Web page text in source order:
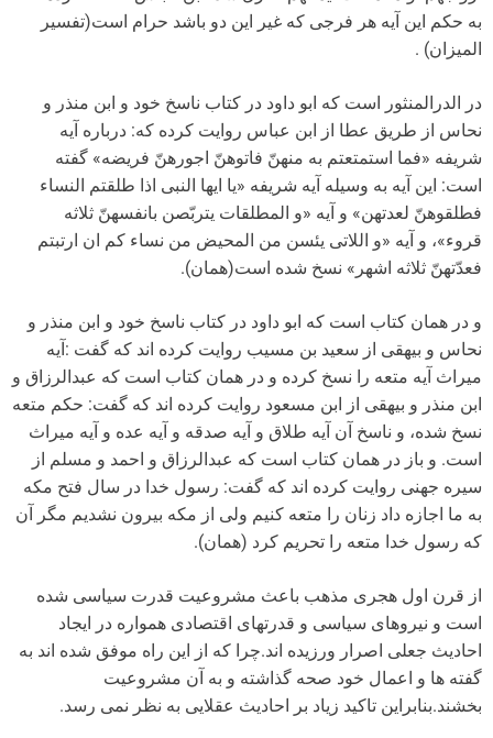
به حکم این آیه هر فرجى که غیر این دو باشد حرام است(تفسیر
المیزان) .
در الدرالمنثور است که ابو داود در کتاب ناسخ خود و ابن منذر و
نحاس از طریق عطا از ابن عباس روایت کرده که: درباره آیه
شریفه «فما استمتعتم به منهنّ فاتوهنّ اجورهنّ فریضه» گفته
است: این آیه به وسیله آیه شریفه «یا ایها النبى اذا طلقتم النساء
فطلقوهنّ لعدتهن» و آیه «و المطلقات یتربّصن بانفسهنّ ثلاثه
قروء»، و آیه «و اللاتى یئسن من المحیض من نساء کم ان ارتبتم
فعدّتهنّ ثلاثه اشهر» نسخ شده است(همان).
و در همان کتاب است که ابو داود در کتاب ناسخ خود و ابن منذر و
نحاس و بیهقى از سعید بن مسیب روایت کرده اند که گفت :آیه
میراث آیه متعه را نسخ کرده و در همان کتاب است که عبدالرزاق و
ابن منذر و بیهقى از ابن مسعود روایت کرده اند که گفت: حکم متعه
نسخ شده، و ناسخ آن آیه طلاق و آیه صدقه و آیه عده و آیه میراث
است. و باز در همان کتاب است که عبدالرزاق و احمد و مسلم از
سیره جهنى روایت کرده اند که گفت: رسول خدا در سال فتح مکه
به ما اجازه داد زنان را متعه کنیم ولى از مکه بیرون نشدیم مگر آن
که رسول خدا متعه را تحریم کرد (همان).
از قرن اول هجری مذهب باعث مشروعیت قدرت سیاسی شده
است و نیروهای سیاسی و قدرتهای اقتصادی همواره در ایجاد
احادیث جعلی اصرار ورزیده اند.چرا که از این راه موفق شده اند به
گفته ها و اعمال خود صحه گذاشته و به آن مشروعیت
بخشند.بنابراین تاکید زیاد بر احادیث عقلایی به نظر نمی رسد.